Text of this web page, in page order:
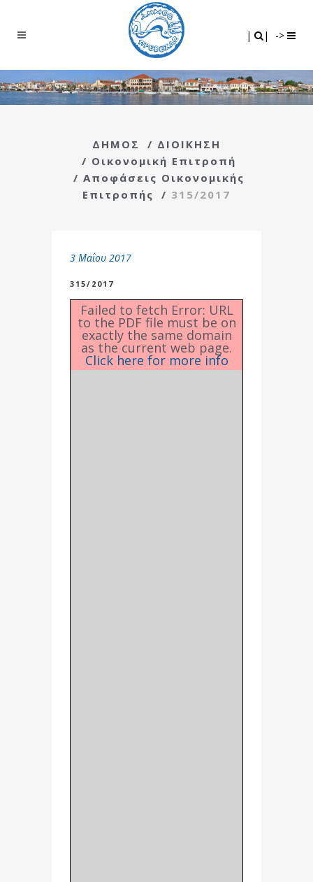
| | ->
ΔΗΜΟΣ / ΔΙΟΙΚΗΣΗ
/ Οικονομική Επιτροπή
/ Αποφάσεις Οικονομικής
Επιτροπής
/ 315/2017
3 Μαΐου 2017
315/2017
Failed to fetch Error: URL
to the PDF file must be on
exactly the same domain
as the current web page.
Click here for more info